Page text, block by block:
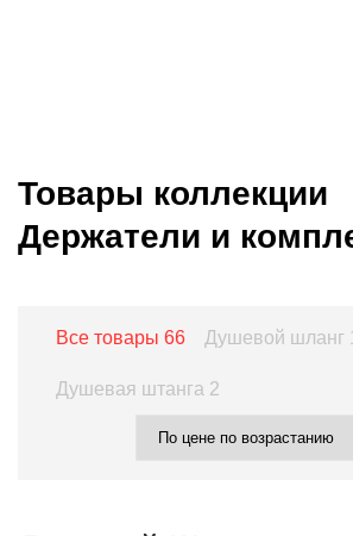
Товары коллекции
Держатели и
Все товары 66 Душевой шланг
Душевая штанга 2